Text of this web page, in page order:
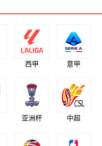
西甲 意甲
亚洲杯 中超